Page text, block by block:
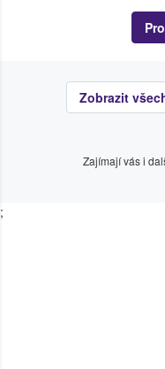
Zobrazit
Zajímají vás i
;